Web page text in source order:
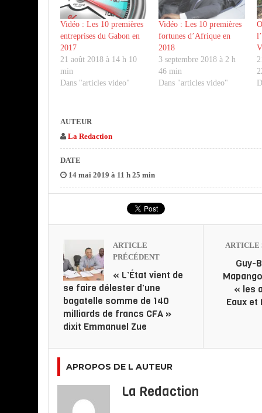
Vidéo : Les 10 premières
entreprises du Gabon en
2017
21 août 2018 à 14 h 10
min
Dans "articles video"
Vidéo : Les 10 premières
fortunes d’Afrique en
2018
3 septembre 2018 à 2 h
46 min
Dans "articles video"
AUTEUR
La Redaction
DATE
14 mai 2019 à 11 h 25 min
ARTICLE
PRÉCÉDENT
« L’État vient de
se faire délester d’une
bagatelle somme de 140
milliards de francs CFA »
dixit Emmanuel Zue
ARTICLE
Guy-
« les
Eaux
APROPOS DE L AUTEUR
La Redaction